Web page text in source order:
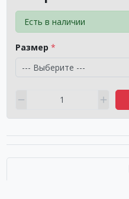
Есть в наличии
Размер